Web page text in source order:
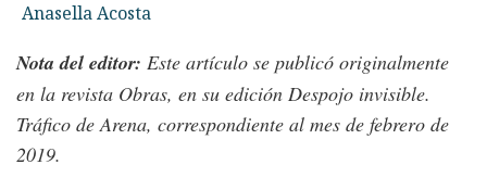
Anasella Acosta
Nota del editor: Este artículo se publicó originalmente
en la revista Obras, en su edición Despojo invisible.
Tráfico de Arena, correspondiente al mes de febrero de
2019.